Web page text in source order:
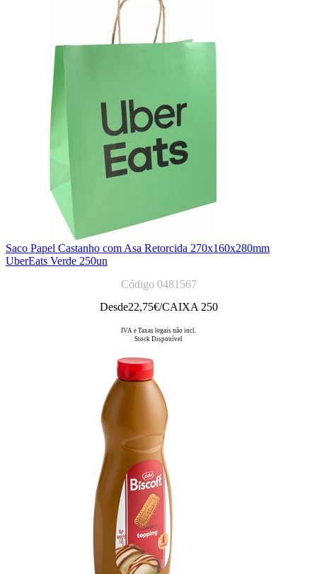
Saco Papel Castanho com Asa Retorcida 270x160x280mm
UberEats Verde 250un
Código 0481567
Desde22,75€/CAIXA 250
IVA e Taxas legais não incl.
Stock Disponível